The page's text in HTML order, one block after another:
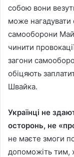
собою вони
може нагадувати
самооборони
чинити
загони
обіцяють
Швайка.
Українці не
осторонь, не
не маєте змоги
допоможіть тим,